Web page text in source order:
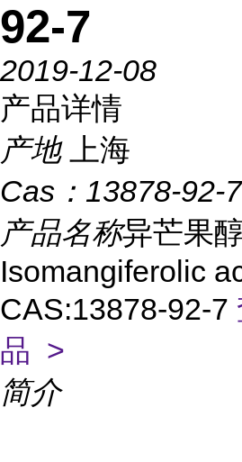
92-7
2019-12-08
产品详情
产地
上海
Cas： 13878-92-7
产品名称异芒果
Isomangiferolic
CAS:13878-92-7
品 >
简介